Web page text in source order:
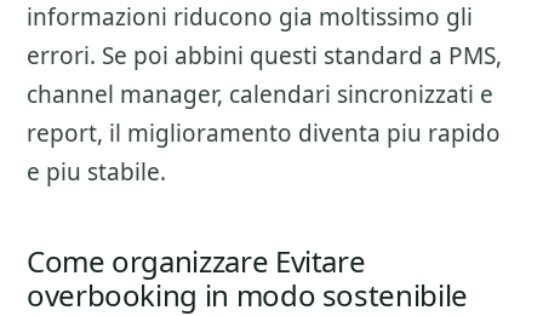
informazioni riducono gia moltissimo gli
errori. Se poi abbini questi standard a PMS,
channel manager, calendari sincronizzati e
report, il miglioramento diventa piu rapido
e piu stabile.
Come organizzare Evitare
overbooking in modo sostenibile